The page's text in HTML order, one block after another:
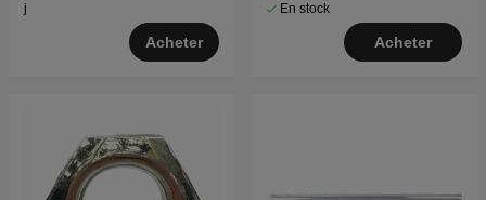
j
Acheter
En stock
Acheter